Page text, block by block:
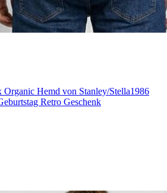
Organic Hemd von Stanley/Stella1986
Retro Geschenk